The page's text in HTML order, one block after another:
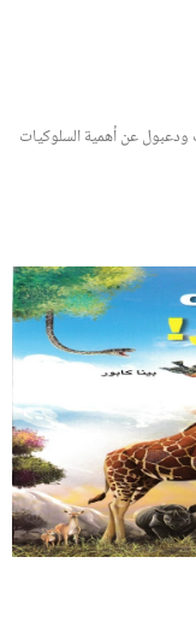
ودعبول عن أهمية السلوكيات